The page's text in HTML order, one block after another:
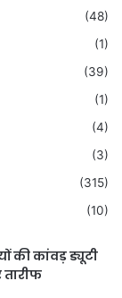
(48)
(1)
(39)
(1)
(4)
(3)
(315)
(10)
की कांवड़ ड्यूटी